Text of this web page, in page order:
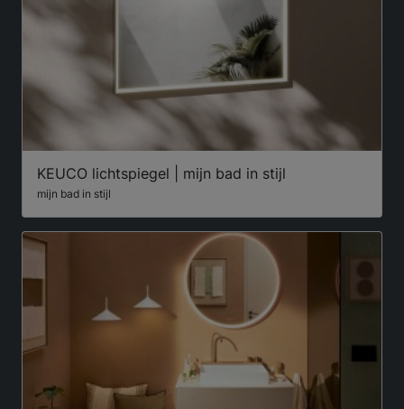
KEUCO lichtspiegel | mijn bad in stijl
mijn bad in stijl